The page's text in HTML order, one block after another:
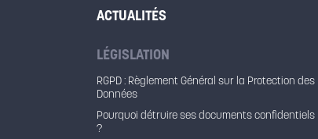
ACTUALITÉS
LÉGISLATION
RGPD : Règlement Général sur la Protection des
Données
Pourquoi détruire ses documents confidentiels
?